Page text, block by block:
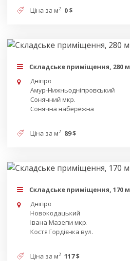
Ціна за м2 0 $
Складське приміщення, 280 м
Дніпро
Амур-Нижньодніпровський
Сонячний мкр.
Сонячна набережна
Ціна за м2 89 $
Складське приміщення, 170 м
Дніпро
Новокодацький
Івана Мазепи мкр.
Костя Гордієнка вул.
Ціна за м2 117 $